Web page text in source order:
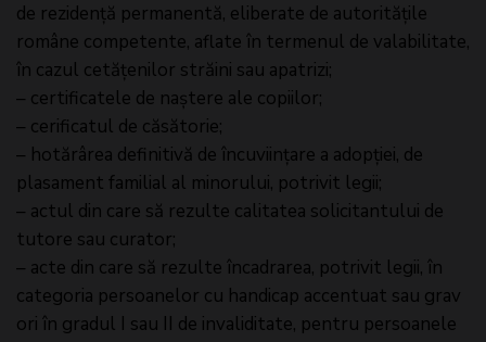
de rezidență permanentă, eliberate de autoritățile
române competente, aflate în termenul de valabilitate,
în cazul cetățenilor străini sau apatrizi;
– certificatele de naștere ale copiilor;
– cerificatul de căsătorie;
– hotărârea definitivă de încuviințare a adopției, de
plasament familial al minorului, potrivit legii;
– actul din care să rezulte calitatea solicitantului de
tutore sau curator;
– acte din care să rezulte încadrarea, potrivit legii, în
categoria persoanelor cu handicap accentuat sau grav
ori în gradul I sau II de invaliditate, pentru persoanele